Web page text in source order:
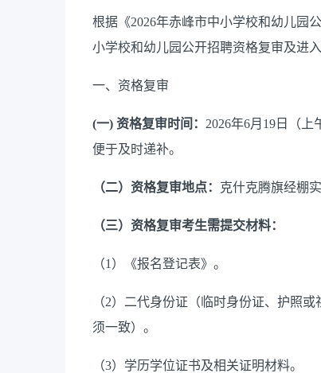
根据《2026年赤峰市中小学校和幼儿园
小学校和幼儿园公开招聘资格复审及进
一、资格复审
(一) 资格复审时间： 2026年6月 19 日（上
便于及时递补。
（二） 资格复审地点： 克什克腾旗经棚
（三） 资格复审考生需提交材料：
（1）《报名登记表》 。
（2）二代身份证（临时身份证、护照
须一致） 。
（3）学历学位证书及相关证明材料。